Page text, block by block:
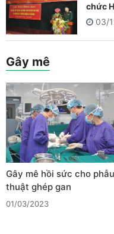
chức
03/
Gây mê
Gây mê hồi sức cho phẫu
thuật ghép gan
01/03/2023